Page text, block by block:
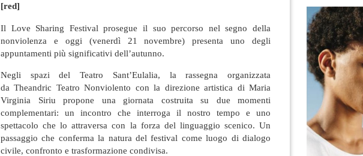
[red]
Il Love Sharing Festival prosegue il suo percorso nel segno della
nonviolenza e oggi (venerdì 21 novembre) presenta uno degli
appuntamenti più significativi dell’autunno.
Negli spazi del Teatro Sant’Eulalia, la rassegna organizzata
da Theandric Teatro Nonviolento con la direzione artistica di Maria
Virginia Siriu propone una giornata costruita su due momenti
complementari: un incontro che interroga il nostro tempo e uno
spettacolo che lo attraversa con la forza del linguaggio scenico. Un
passaggio che conferma la natura del festival come luogo di dialogo
civile, confronto e trasformazione condivisa.